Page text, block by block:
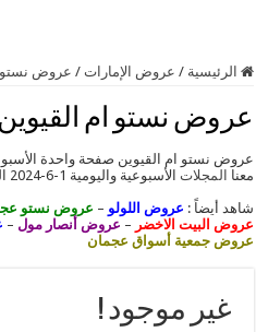
الرئيسية / عروض الإمارات / عروض نستو
عروض نستو ام
معنا المجلات الأسبوعية واليومية 1-6-2024 الموافق 24-11-1445
شاهد أيضاً : عروض اللولو – عروض نستو
عروض البيت الاخضر – عروض أنصار مول –
عروض جمعية أسواق عجمان
غير موجود !